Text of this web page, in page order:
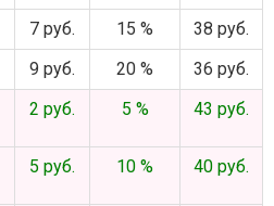
7 руб. 15 %
38 руб.
9 руб. 20 %
36 руб.
2 руб. 5 % 43 руб.
5 руб. 10 % 40 руб.